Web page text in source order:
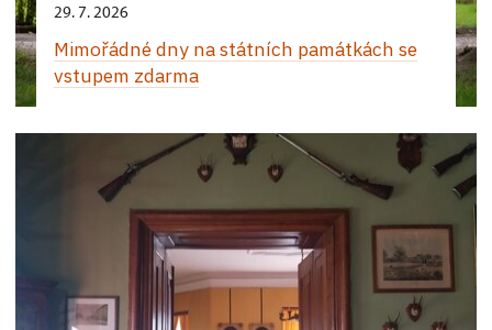
29. 7. 2026
Mimořádné dny na státních památkách se
vstupem zdarma